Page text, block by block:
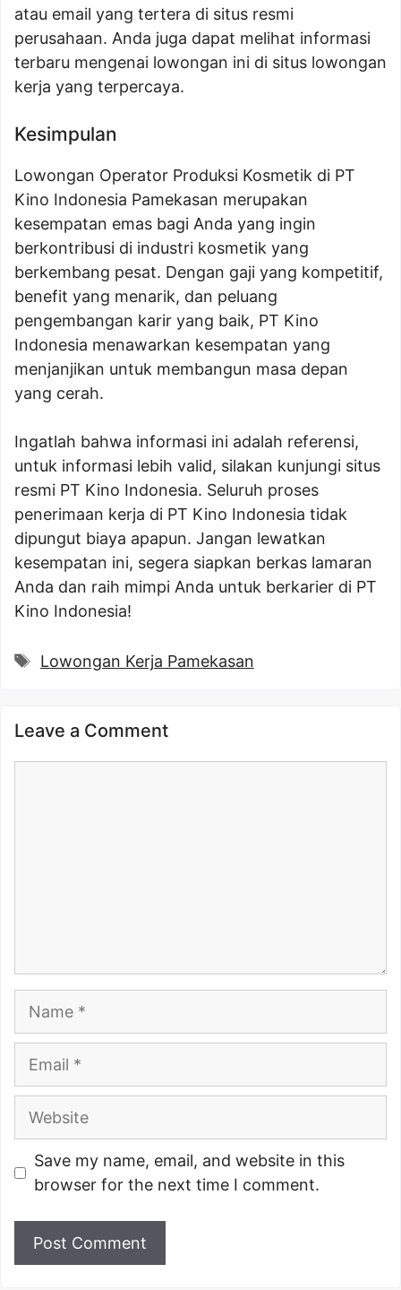
atau email yang tertera di situs resmi
perusahaan. Anda juga dapat melihat informasi
terbaru mengenai lowongan ini di situs lowongan
kerja yang terpercaya.
Kesimpulan
Lowongan Operator Produksi Kosmetik di PT
Kino Indonesia Pamekasan merupakan
kesempatan emas bagi Anda yang ingin
berkontribusi di industri kosmetik yang
berkembang pesat. Dengan gaji yang kompetitif,
benefit yang menarik, dan peluang
pengembangan karir yang baik, PT Kino
Indonesia menawarkan kesempatan yang
menjanjikan untuk membangun masa depan
yang cerah.
Ingatlah bahwa informasi ini adalah referensi,
untuk informasi lebih valid, silakan kunjungi situs
resmi PT Kino Indonesia. Seluruh proses
penerimaan kerja di PT Kino Indonesia tidak
dipungut biaya apapun. Jangan lewatkan
kesempatan ini, segera siapkan berkas lamaran
Anda dan raih mimpi Anda untuk berkarier di PT
Kino Indonesia!
Tags
Lowongan Kerja Pamekasan
Leave a Comment
Website
Save my name, email, and website in this
browser for the next time I comment.